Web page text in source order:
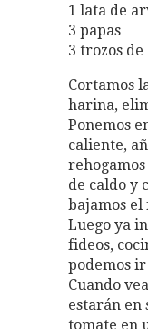
1 lata de
3 papas
3 trozos de
Cortamos
harina,
Ponemos
caliente,
de caldo y
bajamos el
Luego ya
fideos,
podemos
Cuando
estarán en
tomate en